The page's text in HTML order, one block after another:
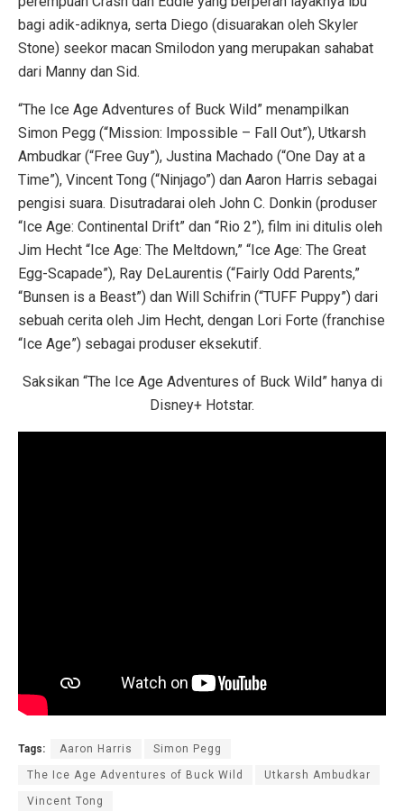
bagi adik-adiknya, serta Diego (disuarakan oleh Skyler
Stone) seekor macan Smilodon yang merupakan sahabat
dari Manny dan Sid.
“The Ice Age Adventures of Buck Wild” menampilkan
Simon Pegg (“Mission: Impossible – Fall Out”), Utkarsh
Ambudkar (“Free Guy”), Justina Machado (“One Day at a
Time”), Vincent Tong (“Ninjago”) dan Aaron Harris sebagai
pengisi suara. Disutradarai oleh John C. Donkin (produser
“Ice Age: Continental Drift” dan “Rio 2”), film ini ditulis oleh
Jim Hecht “Ice Age: The Meltdown,” “Ice Age: The Great
Egg-Scapade”), Ray DeLaurentis (“Fairly Odd Parents,”
“Bunsen is a Beast”) dan Will Schifrin (“TUFF Puppy”) dari
sebuah cerita oleh Jim Hecht, dengan Lori Forte (franchise
“Ice Age”) sebagai produser eksekutif.
Saksikan “The Ice Age Adventures of Buck Wild” hanya di
Disney+ Hotstar.
Tags: Aaron Harris Simon Pegg
The Ice Age Adventures of Buck Wild Utkarsh Ambudkar
Vincent Tong